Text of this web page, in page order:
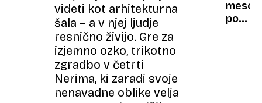
videti kot arhitekturna
šala – a v njej ljudje
resnično živijo. Gre za
izjemno ozko, trikotno
zgradbo v četrti
Nerima, ki zaradi svoje
nenavadne oblike velja
pa bi
nas
meso
pod